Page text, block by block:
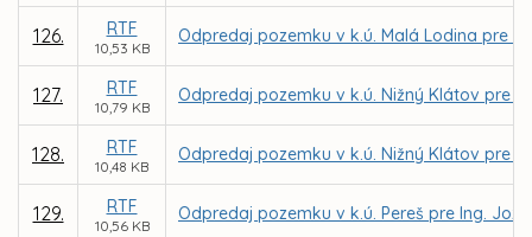
126. RTF
10,53 KB
Odpredaj pozemku v k.ú. Malá Lodina pre
127. RTF
10,79 KB
Odpredaj pozemku v k.ú. Nižný Klátov pre
128. RTF
10,48 KB
Odpredaj pozemku v k.ú. Nižný Klátov pre
129. RTF
10,56 KB
Odpredaj pozemku v k.ú. Pereš pre Ing.